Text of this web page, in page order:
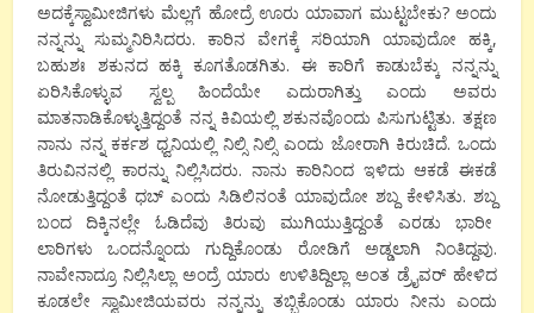
ಅದಕ್ಕೆಸ್ವಾಮೀಜಿಗಳು ಮೆಲ್ಲಗೆ ಹೋದ್ರೆ ಊರು ಯಾವಾಗ ಮುಟ್ಟಬೇಕು? ಅಂದು
ನನ್ನನ್ನು ಸುಮ್ಮನಿರಿಸಿದರು. ಕಾರಿನ ವೇಗಕ್ಕೆ ಸರಿಯಾಗಿ ಯಾವುದೋ ಹಕ್ಕಿ,
ಬಹುಶಃ ಶಕುನದ ಹಕ್ಕಿ ಕೂಗತೊಡಗಿತು. ಈ ಕಾರಿಗೆ ಕಾಡುಬೆಕ್ಕು ನನ್ನನ್ನು
ಏರಿಸಿಕೊಳ್ಳುವ ಸ್ವಲ್ಪ ಹಿಂದೆಯೇ ಎದುರಾಗಿತ್ತು ಎಂದು ಅವರು
ಮಾತನಾಡಿಕೊಳ್ಳುತ್ತಿದ್ದಂತೆ ನನ್ನ ಕಿವಿಯಲ್ಲಿ ಶಕುನವೊಂದು ಪಿಸುಗುಟ್ಟಿತು. ತಕ್ಷಣ
ನಾನು ನನ್ನ ಕರ್ಕಶ ಧ್ವನಿಯಲ್ಲಿ ನಿಲ್ಸಿ ನಿಲ್ಸಿ ಎಂದು ಜೋರಾಗಿ ಕಿರುಚಿದೆ. ಒಂದು
ತಿರುವಿನನಲ್ಲಿ ಕಾರನ್ನು ನಿಲ್ಲಿಸಿದರು. ನಾನು ಕಾರಿನಿಂದ ಇಳಿದು ಆಕಡೆ ಈಕಡೆ
ನೋಡುತ್ತಿದ್ದಂತೆ ಧಬ್ ಎಂದು ಸಿಡಿಲಿನಂತೆ ಯಾವುದೋ ಶಬ್ದ ಕೇಳಿಸಿತು. ಶಬ್ದ
ಬಂದ ದಿಕ್ಕಿನಲ್ಲೇ ಓಡಿದೆವು ತಿರುವು ಮುಗಿಯುತ್ತಿದ್ದಂತೆ ಎರಡು ಭಾರೀ
ಲಾರಿಗಳು ಒಂದನ್ನೊಂದು ಗುದ್ದಿಕೊಂಡು ರೋಡಿಗೆ ಅಡ್ಡಲಾಗಿ ನಿಂತಿದ್ದವು.
ನಾವೇನಾದ್ರೂ ನಿಲ್ಲಿಸಿಲ್ಲಾ ಅಂದ್ರೆ ಯಾರು ಉಳಿತಿದ್ದಿಲ್ಲಾ ಅಂತ ಡ್ರೈವರ್ ಹೇಳಿದ
ಕೂಡಲೇ ಸ್ವಾಮೀಜಿಯವರು ನನ್ನನ್ನು ತಬ್ಬಿಕೊಂಡು ಯಾರು ನೀನು ಎಂದು